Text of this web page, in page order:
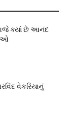
આજે ક્યાં છે આનંદ
વેકરિયાનું